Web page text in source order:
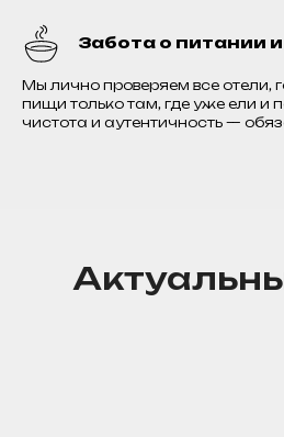
Забота о питании
Мы лично проверяем все отели,
пищи только там, где уже ели и
чистота и аутентичность —